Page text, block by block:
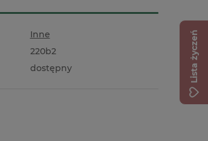
Inne
220b2
dostępny Lista życzeń